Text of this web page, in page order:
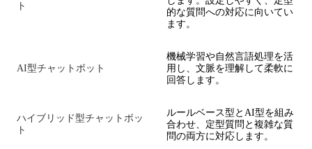
ト
的な質問への対応に向いてい
ます。
AI型チャットボット
機械学習や自然言語処理を活
用し、文脈を理解して柔軟に
回答します。
ハイブリッド型チャットボッ
ト
ルールベース型とAI型を組み
合わせ、定型質問と複雑な質
問の両方に対応します。